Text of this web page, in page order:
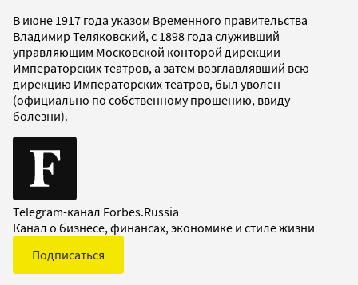
В июне 1917 года указом Временного правительства
Владимир Теляковский, с 1898 года служивший
управляющим Московской конторой дирекции
Императорских театров, а затем возглавлявший всю
дирекцию Императорских театров, был уволен
(официально по собственному прошению, ввиду
болезни).
Telegram-канал Forbes.Russia
Канал о бизнесе, финансах, экономике и стиле жизни
Подписаться